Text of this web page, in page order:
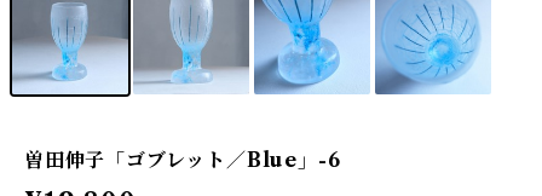
曽田伸子「ゴブレット／Blue」-6